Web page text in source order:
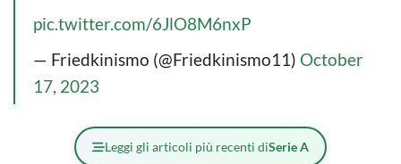
pic.twitter.com/6JlO8M6nxP
— Friedkinismo (@Friedkinismo11) October
17, 2023
Leggi gli articoli più recenti diSerie A